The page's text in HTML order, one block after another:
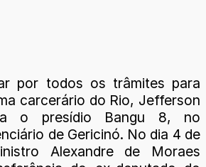
por todos os trâmites para
carcerário do Rio, Jefferson
o presídio Bangu 8, no
de Gericinó. No dia 4 de
Alexandre de Moraes